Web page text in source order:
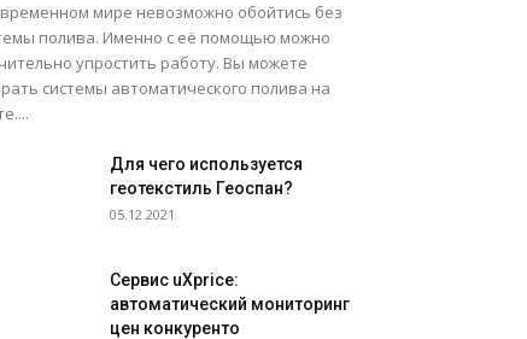
мире невозможно обойтись без
полива. Именно с её помощью можно
упростить работу. Вы можете
системы автоматического полива на
Для чего используется
геотекстиль Геоспан?
05.12.2021
Сервис uXprice:
автоматический мониторинг
цен конкуренто